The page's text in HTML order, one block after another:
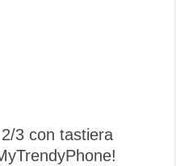
3 con tastiera